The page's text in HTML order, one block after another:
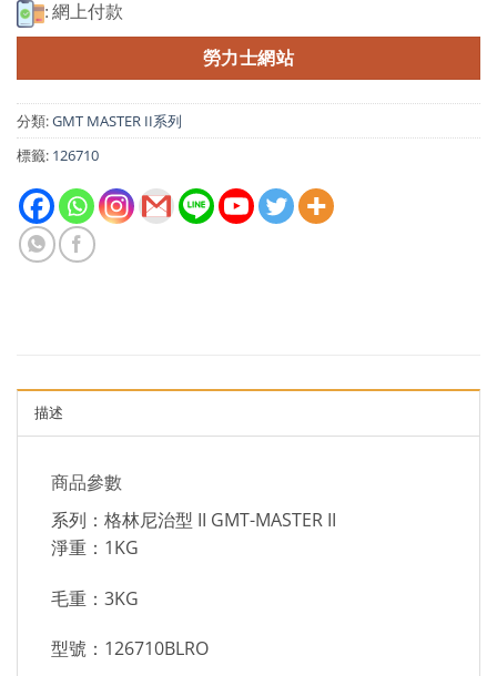
: 網上付款
勞力士網站
分類:GMT MASTER II系列
標籤: 126710
描述
商品參數
系列：格林尼治型 II GMT-MASTER II
淨重：1KG
毛重：3KG
型號：126710BLRO